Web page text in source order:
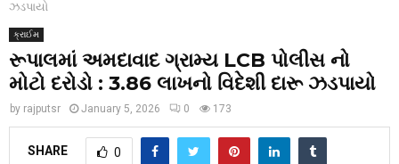
ઝડપાયો
ક્રાઈમ
રૂપાલમાં અમદાવાદ ગ્રામ્ય LCB પોલીસ નો
મોટો દરોડો : ₹3.86 લાખનો વિદેશી દારૂ ઝડપાયો
by rajputsr January 5, 2026 0 173
SHARE 0